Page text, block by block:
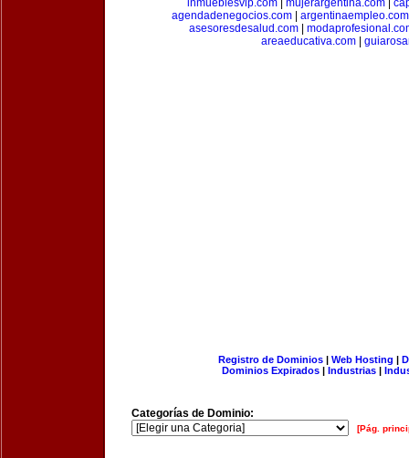
inmueblesvip.com
mujerargentina.com
agendadenegocios.com| argentinaempleo.com
asesoresdesalud.com|
areaeducativa.com|
Registro de Dominios| Web Hosting |
Dominios Expirados | Industrias |
Categorías de Dominio:
[Pág.